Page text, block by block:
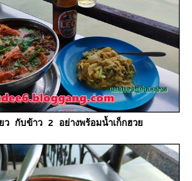
ว กับข้าว 2 อย่างพร้อมน้ำเก็กฮว